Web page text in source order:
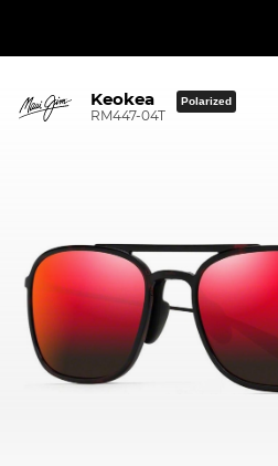
Keokea
RM447-04T
Polarized